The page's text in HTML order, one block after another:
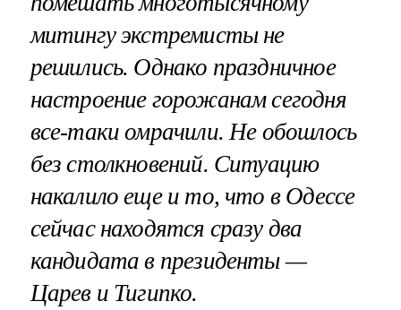
митингу экстремисты не
решились. Однако праздничное
настроение горожанам сегодня
все-таки омрачили. Не обошлось
без столкновений. Ситуацию
накалило еще и то, что в Одессе
сейчас находятся сразу два
кандидата в президенты —
Царев и Тигипко.